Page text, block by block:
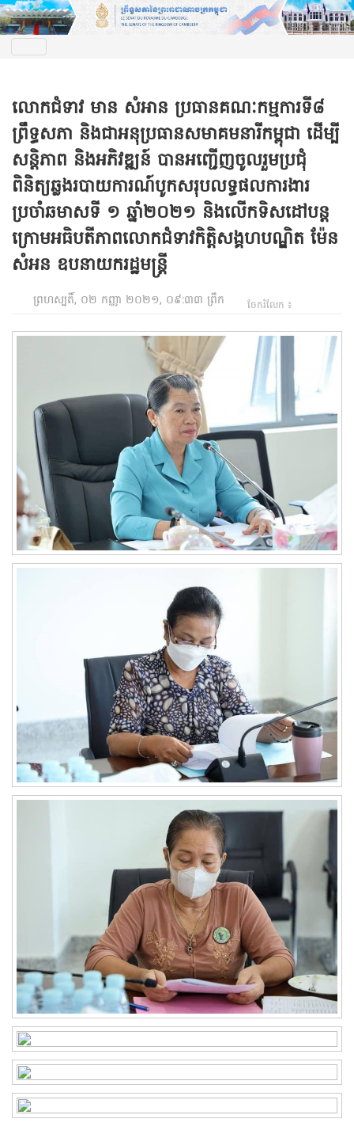
លោកជំទាវ មាន សំអាន ប្រធានគណៈកម្មការទី៨
ព្រឹទ្ធសភា និងជាអនុប្រធានសមាគមនារីកម្ពុជា ដើម្បី
សន្តិភាព និងអភិវឌ្ឍន៍ បានអញ្ជើញចូលរួមប្រជុំ
ពិនិត្យឆ្លងរបាយការណ៍បូកសរុបលទ្ធផលការងារ
ប្រចាំឆមាសទី ១ ឆ្នាំ២០២១ និងលើកទិសដៅបន្ត
ក្រោមអធិបតីភាពលោកជំទាវកិត្តិសង្គហបណ្ឌិត ម៉ែន
សំអន ឧបនាយករដ្ឋមន្ត្រី
ព្រហស្បតិ៍, ០២ កញ្ញា ២០២១, ០៩:៣៣ ព្រឹក ចែករំលែក ៖